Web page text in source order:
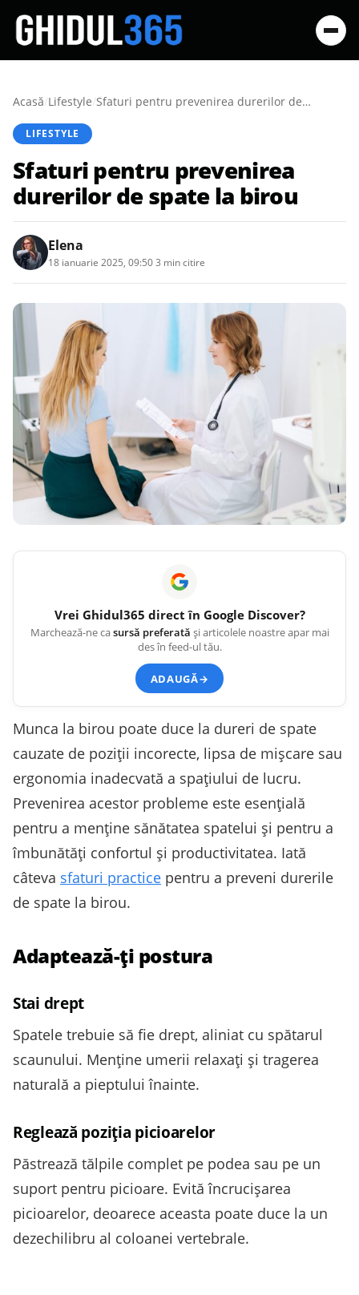
Acasă/Lifestyle/ Sfaturi pentru prevenirea durerilor de spate la birou
LIFESTYLE
Sfaturi pentru prevenirea
durerilor de spate la birou
Elena
18 ianuarie 2025, 09:503 min citire
Vrei Ghidul365 direct în Google Discover?
Marchează-ne casursă preferată și articolele noastre apar mai
des în feed-ul tău.
ADAUGĂ→
Munca la birou poate duce la dureri de spate
cauzate de poziții incorecte, lipsa de mișcare sau
ergonomia inadecvată a spațiului de lucru.
Prevenirea acestor probleme este esențială
pentru a menține sănătatea spatelui și pentru a
îmbunătăți confortul și productivitatea. Iată
câteva sfaturi practice pentru a preveni durerile
de spate la birou.
Adaptează-ți postura
Stai drept
Spatele trebuie să fie drept, aliniat cu spătarul
scaunului. Menține umerii relaxați și tragerea
naturală a pieptului înainte.
Reglează poziția picioarelor
Păstrează tălpile complet pe podea sau pe un
suport pentru picioare. Evită încrucișarea
picioarelor, deoarece aceasta poate duce la un
dezechilibru al coloanei vertebrale.